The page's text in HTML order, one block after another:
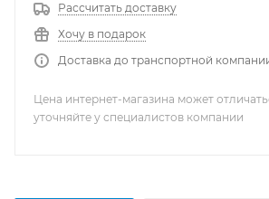
Рассчитать доставку
Хочу в подарок
Доставка до транспортной
Цена интернет-магазина может
уточняйте у специалистов компании